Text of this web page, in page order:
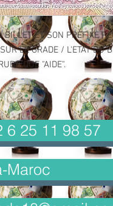
BILLET ET SON PREFIXE
LE GRADE / L'ETAT DU
"AIDE".
6 25 11 98 57
Maroc